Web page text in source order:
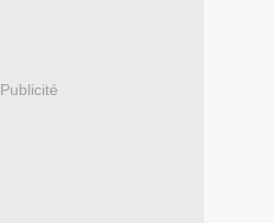
Publicité